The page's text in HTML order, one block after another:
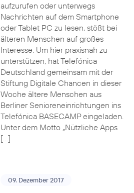
aufzurufen oder unterwegs
Nachrichten auf dem Smartphone
oder Tablet PC zu lesen, stößt bei
älteren Menschen auf großes
Interesse. Um hier praxisnah zu
unterstützen, hat Telefónica
Deutschland gemeinsam mit der
Stiftung Digitale Chancen in dieser
Woche ältere Menschen aus
Berliner Senioreneinrichtungen ins
Telefónica BASECAMP eingeladen.
Unter dem Motto „Nützliche Apps
[…]
09. Dezember 2017